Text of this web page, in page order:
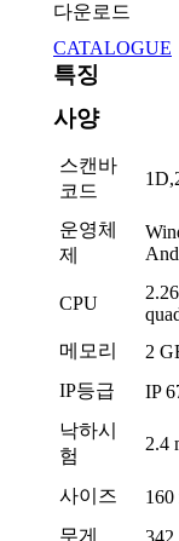
다운로드
CATALOGUE
특징
사양
스캔바
코드
운영체
제
CPU
메모리
2
IP등급
IP
낙하시
험
2.4
사이즈
무게
342